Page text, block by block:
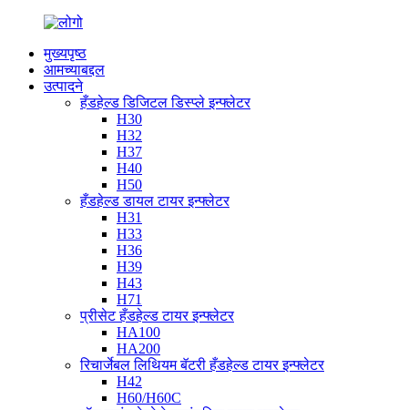
मुख्यपृष्ठ
आमच्याबद्दल
उत्पादने
हँडहेल्ड डिजिटल डिस्प्ले इन्फ्लेटर
H30
H32
H37
H40
H50
हँडहेल्ड डायल टायर इन्फ्लेटर
H31
H33
H36
H39
H43
H71
प्रीसेट हँडहेल्ड टायर इन्फ्लेटर
HA100
HA200
रिचार्जेबल लिथियम बॅटरी हँडहेल्ड टायर इन्फ्लेटर
H42
H60/H60C